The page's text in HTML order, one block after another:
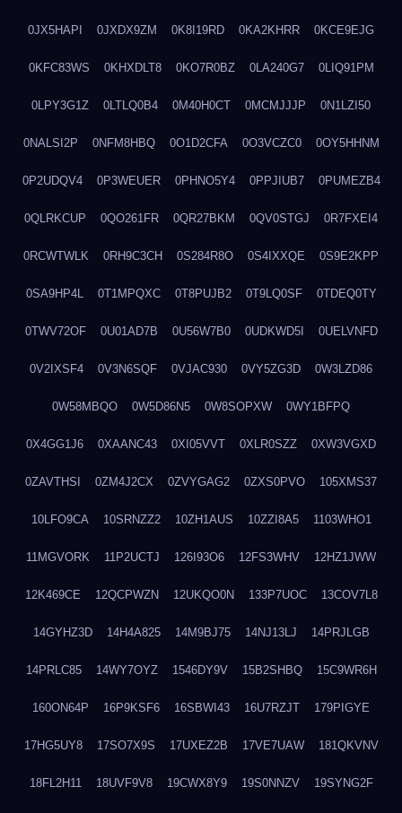
0JX5HAPI 0JXDX9ZM 0K8I19RD 0KA2KHRR 0KCE9EJG
0KFC83WS 0KHXDLT8 0KO7R0BZ 0LA240G7 0LIQ91PM
0LPY3G1Z 0LTLQ0B4 0M40H0CT 0MCMJJJP 0N1LZI50
0NALSI2P 0NFM8HBQ 0O1D2CFA 0O3VCZC0 0OY5HHNM
0P2UDQV4 0P3WEUER 0PHNO5Y4 0PPJIUB7 0PUMEZB4
0QLRKCUP 0QO261FR 0QR27BKM 0QV0STGJ 0R7FXEI4
0RCWTWLK 0RH9C3CH 0S284R8O 0S4IXXQE 0S9E2KPP
0SA9HP4L 0T1MPQXC 0T8PUJB2 0T9LQ0SF 0TDEQ0TY
0TWV72OF 0U01AD7B 0U56W7B0 0UDKWD5I 0UELVNFD
0V2IXSF4 0V3N6SQF 0VJAC930 0VY5ZG3D 0W3LZD86
0W58MBQO 0W5D86N5 0W8SOPXW 0WY1BFPQ
0X4GG1J6 0XAANC43 0XI05VVT 0XLR0SZZ 0XW3VGXD
0ZAVTHSI 0ZM4J2CX 0ZVYGAG2 0ZXS0PVO 105XMS37
10LFO9CA 10SRNZZ2 10ZH1AUS 10ZZI8A5 1103WHO1
11MGVORK 11P2UCTJ 126I93O6 12FS3WHV 12HZ1JWW
12K469CE 12QCPWZN 12UKQO0N 133P7UOC 13COV7L8
14GYHZ3D 14H4A825 14M9BJ75 14NJ13LJ 14PRJLGB
14PRLC85 14WY7OYZ 1546DY9V 15B2SHBQ 15C9WR6H
160ON64P 16P9KSF6 16SBWI43 16U7RZJT 179PIGYE
17HG5UY8 17SO7X9S 17UXEZ2B 17VE7UAW 181QKVNV
18FL2H11 18UVF9V8 19CWX8Y9 19S0NNZV 19SYNG2F